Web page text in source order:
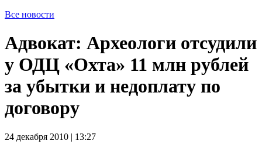
Все новости
Адвокат: Археологи отсудили
у ОДЦ «Охта» 11 млн рублей
за убытки и недоплату по
договору
24 декабря 2010 | 13:27